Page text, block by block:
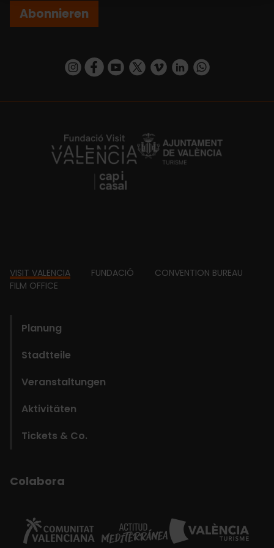
Abonnieren
https://www.instagram.com/visit_valencia/
https://www.facebook.com/
https://www.youtube.com/user/
https://twitter.com/_VivaValencia
https://vimeo.com/
https://www.linkedin.com/company/turismo-valencia/https://api.whatsapp.com/send/
https://fundacion.visitvalencia.com/
Footer
VISIT VALENCIA FUNDACIÓ
CONVENTION BUREAU
FILM OFFICE
Planung
Stadtteile
Veranstaltungen
Aktivitäten
Tickets & Co.
Colabora